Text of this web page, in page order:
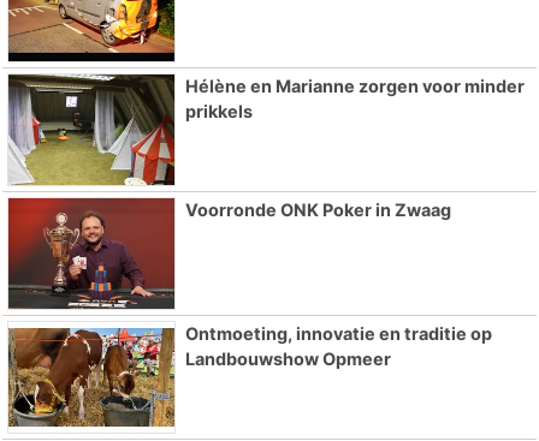
Hélène en Marianne zorgen voor minder
prikkels
Voorronde ONK Poker in Zwaag
Ontmoeting, innovatie en traditie op
Landbouwshow Opmeer